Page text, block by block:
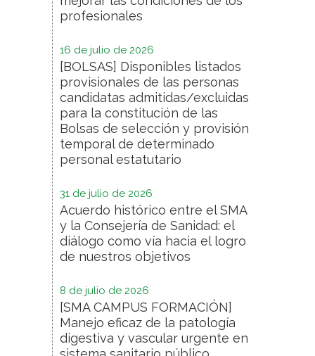
profesionales
16 de julio de 2026
[BOLSAS] Disponibles listados
provisionales de las personas
candidatas admitidas/excluidas
para la constitución de las
Bolsas de selección y provisión
temporal de determinado
personal estatutario
31 de julio de 2026
Acuerdo histórico entre el SMA
y la Consejería de Sanidad: el
diálogo como vía hacia el logro
de nuestros objetivos
8 de julio de 2026
[SMA CAMPUS FORMACIÓN]
Manejo eficaz de la patología
digestiva y vascular urgente en